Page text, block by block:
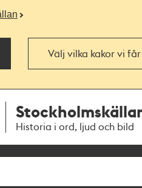
Välj vilka kakor vi
Historia i ord, ljud och bild